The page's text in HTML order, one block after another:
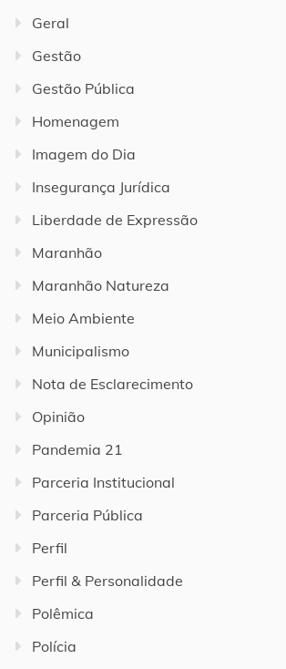
Geral
Gestão
Gestão Pública
Homenagem
Imagem do Dia
Insegurança Jurídica
Liberdade de Expressão
Maranhão
Maranhão Natureza
Meio Ambiente
Municipalismo
Nota de Esclarecimento
Opinião
Pandemia 21
Parceria Institucional
Parceria Pública
Perfil
Perfil & Personalidade
Polêmica
Polícia